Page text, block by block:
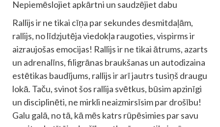
Nepiemēslojiet apkārtni un saudzējiet dabu
Rallijs ir ne tikai cīņa par sekundes desmitdaļām,
rallijs, no līdzjutēja viedokļa raugoties, vispirms ir
aizraujošas emocijas! Rallijs ir ne tikai ātrums, azarts
un adrenalīns, filigrānas braukšanas un autodizaina
estētikas baudījums, rallijs ir arī jautrs tusiņš draugu
lokā. Taču, svinot šos rallija svētkus, būsim apzinīgi
un disciplinēti, ne mirkli neaizmirsīsim par drošību!
Galu galā, no tā, kā mēs katrs rūpēsimies par savu